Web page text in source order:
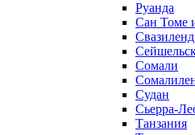
Руанда
Сан Томе
Сомали
Судан
Сьерра-
Танзания